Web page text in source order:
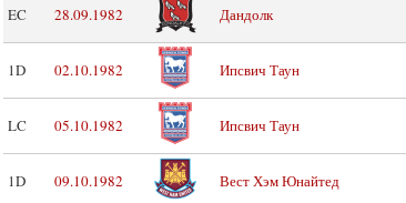
EC 28.09.1982 Дандолк
1D 02.10.1982 Ипсвич Таун
LC 05.10.1982 Ипсвич Таун
1D 09.10.1982 Вест Хэм Юнайтед